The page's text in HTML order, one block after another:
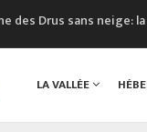
des Drus sans neige:
un nouveau
Vallée Classics
LA VALLÉE